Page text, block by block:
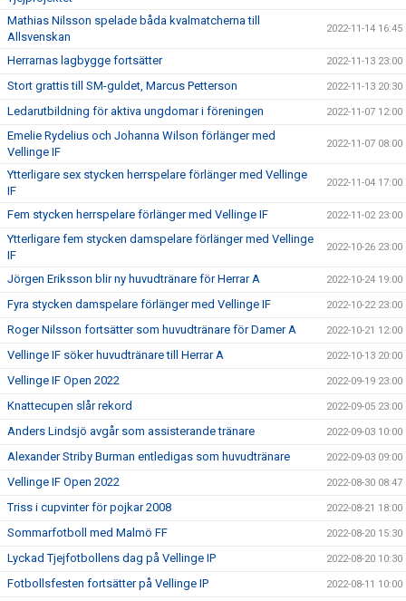
Mathias Nilsson spelade båda kvalmatcherna till
Allsvenskan
2022-11-14 16:45
Herrarnas lagbygge fortsätter 2022-11-13 23:00
Stort grattis till SM-guldet, Marcus Petterson 2022-11-13 20:30
Ledarutbildning för aktiva ungdomar i föreningen 2022-11-07 12:00
Emelie Rydelius och Johanna Wilson förlänger med
Vellinge IF
2022-11-07 08:00
Ytterligare sex stycken herrspelare förlänger med Vellinge
IF
2022-11-04 17:00
Fem stycken herrspelare förlänger med Vellinge IF 2022-11-02 23:00
Ytterligare fem stycken damspelare förlänger med Vellinge
IF
2022-10-26 23:00
Jörgen Eriksson blir ny huvudtränare för Herrar A 2022-10-24 19:00
Fyra stycken damspelare förlänger med Vellinge IF 2022-10-22 23:00
Roger Nilsson fortsätter som huvudtränare för Damer A 2022-10-21 12:00
Vellinge IF söker huvudtränare till Herrar A 2022-10-13 20:00
Vellinge IF Open 2022 2022-09-19 23:00
Knattecupen slår rekord 2022-09-05 23:00
Anders Lindsjö avgår som assisterande tränare 2022-09-03 10:00
Alexander Striby Burman entledigas som huvudtränare 2022-09-03 09:00
Vellinge IF Open 2022 2022-08-30 08:47
Triss i cupvinter för pojkar 2008 2022-08-21 18:00
Sommarfotboll med Malmö FF 2022-08-20 15:30
Lyckad Tjejfotbollens dag på Vellinge IP 2022-08-20 10:30
Fotbollsfesten fortsätter på Vellinge IP 2022-08-11 10:00